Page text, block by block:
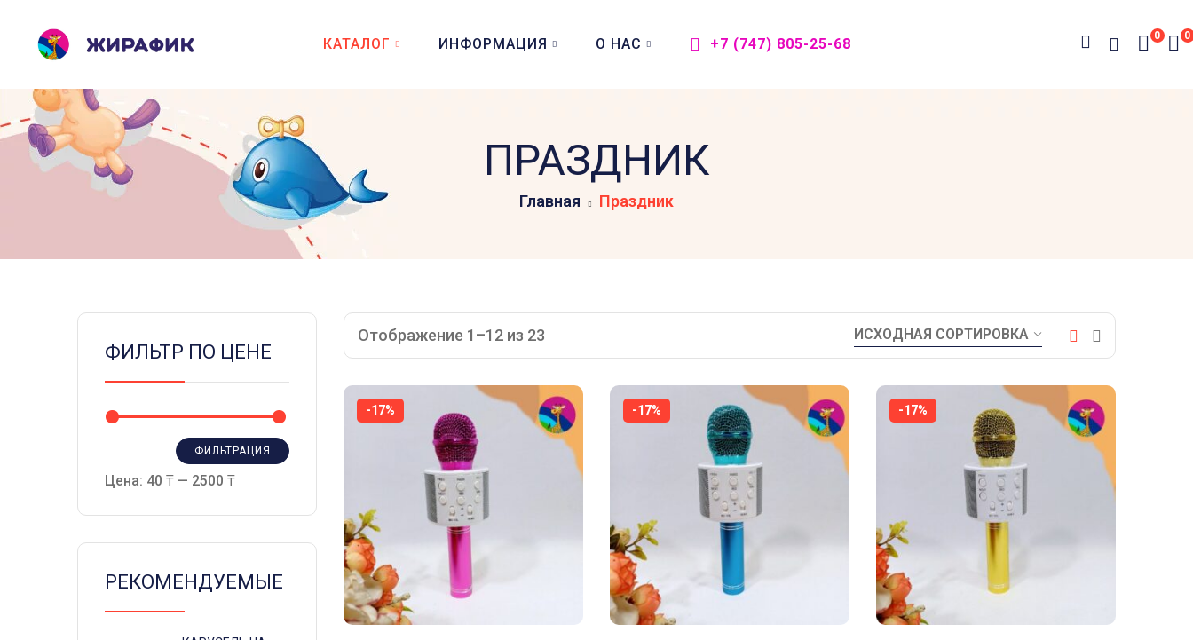
КАТАЛОГ ИНФОРМАЦИЯ О НАС +7 (747) 805-25-68
0
0
ПРАЗДНИК
Главная Праздник
ФИЛЬТР ПО ЦЕНЕ
ФИЛЬТРАЦИЯ
Цена: 40 ₸ — 2500 ₸
РЕКОМЕНДУЕМЫЕ
Отображение 1–12 из 23
-17% -17% -17%